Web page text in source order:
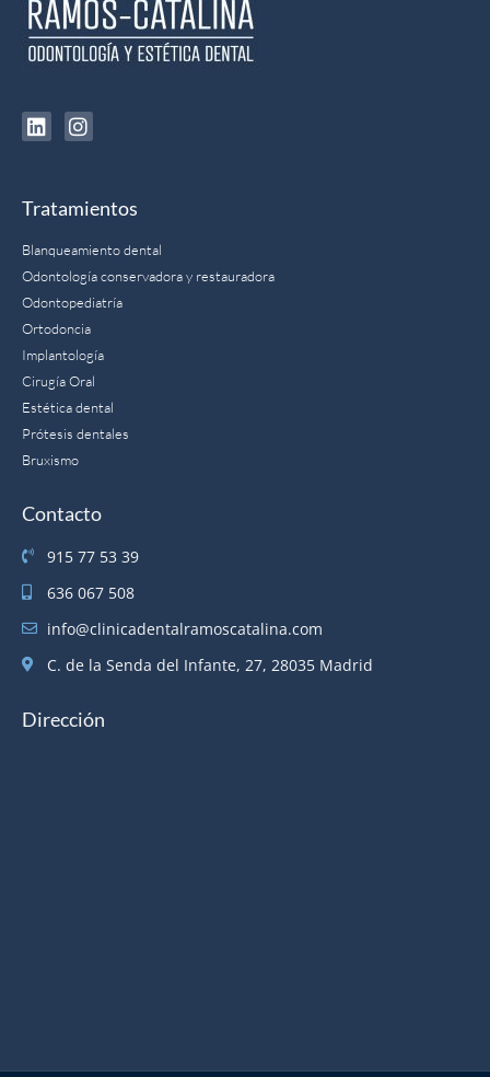
Tratamientos
Blanqueamiento dental
Odontología conservadora y restauradora
Odontopediatría
Ortodoncia
Implantología
Cirugía Oral
Estética dental
Prótesis dentales
Bruxismo
Contacto
915 77 53 39
636 067 508
info@clinicadentalramoscatalina.com
C. de la Senda del Infante, 27, 28035 Madrid
Dirección